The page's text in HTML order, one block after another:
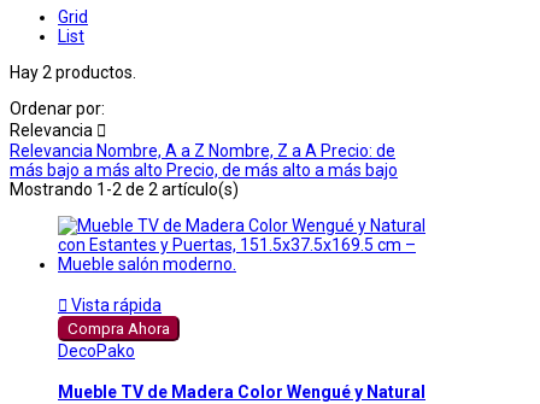
Grid
List
Hay 2 productos.
Ordenar por:
Relevancia 
Relevancia Nombre, A a Z Nombre, Z a A Precio: de
más bajo a más alto Precio, de más alto a más bajo
Mostrando 1-2 de 2 artículo(s)
 Vista rápida
Compra Ahora
DecoPako
Mueble TV de Madera Color Wengué y Natural